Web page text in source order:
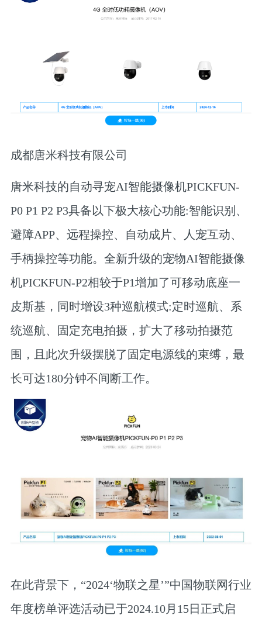
成都唐米科技有限公司
唐米科技的自动寻宠AI智能摄像机PICKFUN-
P0 P1 P2 P3具备以下极大核心功能:智能识别、
避障APP、远程操控、自动成片、人宠互动、
手柄操控等功能。全新升级的宠物AI智能摄像
机PICKFUN-P2相较于P1增加了可移动底座一
皮斯基，同时增设3种巡航模式:定时巡航、系
统巡航、固定充电拍摄，扩大了移动拍摄范
围，且此次升级摆脱了固定电源线的束缚，最
长可达180分钟不间断工作。
在此背景下，“2024‘物联之星’”中国物联网行业
年度榜单评选活动已于2024.10月15日正式启